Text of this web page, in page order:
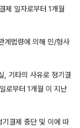
제 일자로부터 1개월
계법령에 의해 민/형사
, 기타의 사유로 정기결
로부터 1개월 이 지난
결제 중단 및 이에 따